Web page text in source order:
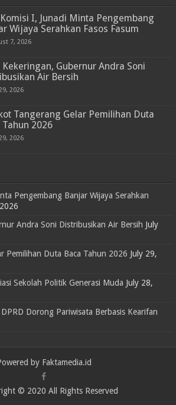
Komisi I, Junadi Minta Pengembang
Wijaya Serahkan Fasos Fasum
7, 2026
Kekeringan, Gubernur Andra Soni
Air Bersih
2026
Tangerang Gelar Pemilihan Duta
Tahun 2026
2026
Pengembang Banjar Wijaya Serahkan
Andra Soni Distribusikan Air Bersih July
Pemilihan Duta Baca Tahun 2026 July 29,
Sekolah Politik Generasi Muda July 28,
Dorong Pariwisata Berbasis Kearifan
by Faktamedia.id
© 2020 All Rights Reserved